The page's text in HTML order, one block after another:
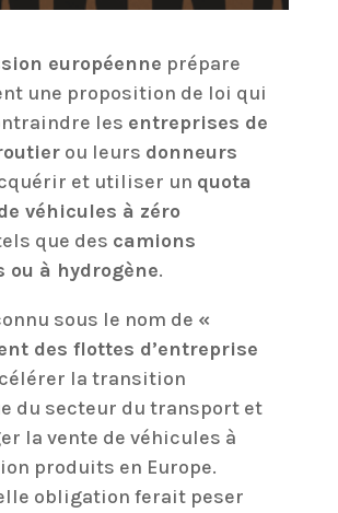
européenne prépare
une proposition de loi qui
les entreprises de
ou leurs donneurs
et utiliser un quota
véhicules à zéro
que des camions
ou à hydrogène.
sous le nom de «
des flottes d’entreprise
la transition
du secteur du transport et
la vente de véhicules à
produits en Europe.
obligation ferait peser